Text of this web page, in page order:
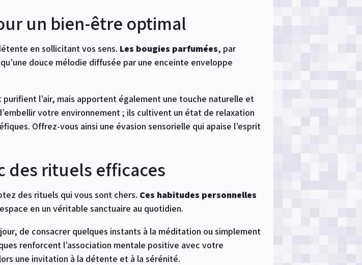
un bien-être optimal
en sollicitant vos sens. Les bougies parfumées, par
douce mélodie diffusée par une enceinte enveloppe
l’air, mais apportent également une touche naturelle et
votre environnement ; ils cultivent un état de relaxation
Offrez-vous ainsi une évasion sensorielle qui apaise l’esprit
des rituels efficaces
des rituels qui vous sont chers. Ces habitudes personnelles
en un véritable sanctuaire au quotidien.
de consacrer quelques instants à la méditation ou simplement
renforcent l’association mentale positive avec votre
une invitation à la détente et à la sérénité.